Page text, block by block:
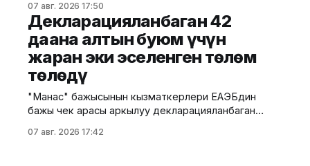
субъекттерге мониторинг жүргүзүп, мыйзам
талаптарын бузган учурларды аныктады. Аталган
кызматтын маалыматына ылайык, текшерүүнүн
жүрүшүндө айрым ишкерлер тышкы жарнаманы
расмий тилде гана жайгаштырганы белгилүү болгон.
Ушуга байланыштуу мыйзам талаптарын бузган үч
ишкердик субъектке түшүндүрүү иштери жүргүзүлүп,
кемчиликтерди жоюу
07 авг. 2026 17:50
Декларацияланбаган 42
даана алтын буюм үчүн
жаран эки эселенген төлөм
төлөдү
"Манас" бажысынын кызматкерлери ЕАЭБдин
бажы чек арасы аркылуу декларацияланбаган
бөгөт коюшту. Маалыматка ылайык, Түркиядан
07 авг. 2026 17:42